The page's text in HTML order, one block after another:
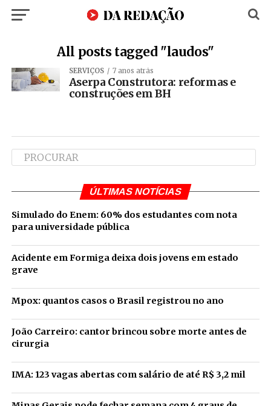
All posts tagged "laudos"
SERVIÇOS 7 anos atrás
Aserpa Construtora: reformas e
construções em BH
ÚLTIMAS NOTÍCIAS
Simulado do Enem: 60% dos estudantes com nota
para universidade pública
Acidente em Formiga deixa dois jovens em estado
grave
Mpox: quantos casos o Brasil registrou no ano
João Carreiro: cantor brincou sobre morte antes de
cirurgia
IMA: 123 vagas abertas com salário de até R$ 3,2 mil